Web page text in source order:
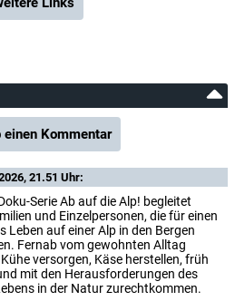
einen Kommentar
21.51 Uhr:
Serie Ab auf die Alp! begleitet
und Einzelpersonen, die für einen
Leben auf einer Alp in den Bergen
Fernab vom gewohnten Alltag
versorgen, Käse herstellen, früh
mit den Herausforderungen des
in der Natur zurechtkommen.